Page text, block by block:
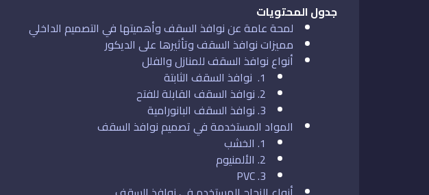
جدول المحتويات
لمحة عامة عن نوافذ السقف وأهميتها في التصميم الداخلي
مميزات نوافذ السقف وتأثيرها على الديكور
أنواع نوافذ السقف للمنازل والفلل
1. نوافذ السقف الثابتة
2. نوافذ السقف القابلة للفتح
3. نوافذ السقف البانورامية
المواد المستخدمة في تصميم نوافذ السقف
1. الخشب
2. الألمنيوم
3. PVC